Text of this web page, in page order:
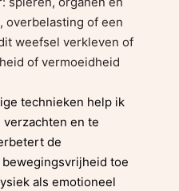
overbelasting of een
weefsel verkleven of
of vermoeidheid
technieken help ik
en te
de
toe
als emotioneel